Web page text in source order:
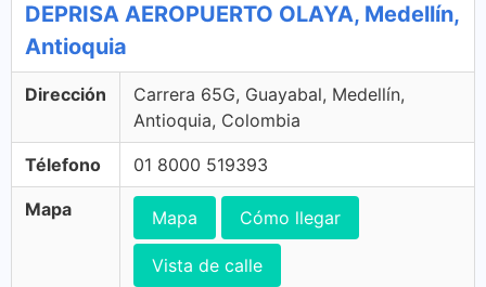
DEPRISA AEROPUERTO OLAYA, Medellín,
Antioquia
Dirección
Carrera 65G, Guayabal, Medellín,
Antioquia, Colombia
Télefono 01 8000 519393
Mapa Mapa Cómo llegar
Vista de calle